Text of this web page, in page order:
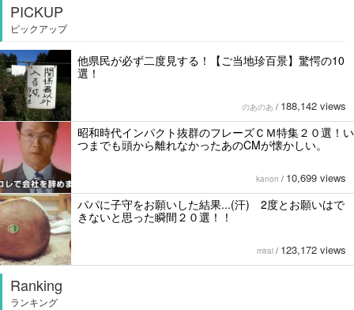
PICKUP
ピックアップ
他県民が必ず二度見する！【ご当地珍百景】驚愕の10
選！
のあのあ / 188,142 views
昭和時代インパクト抜群のフレーズＣＭ特集２０選！い
つまでも頭から離れなかったあのCMが懐かしい。
kanon / 10,699 views
パパに子守をお願いした結果...(汗) 2度とお願いはで
きないと思った瞬間２０選！！
mirai / 123,172 views
Ranking
ランキング